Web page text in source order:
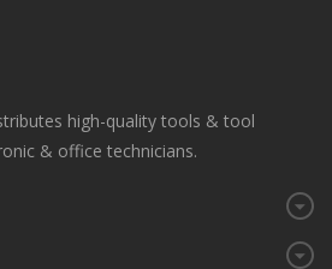
high-quality tools & tool
& office technicians.